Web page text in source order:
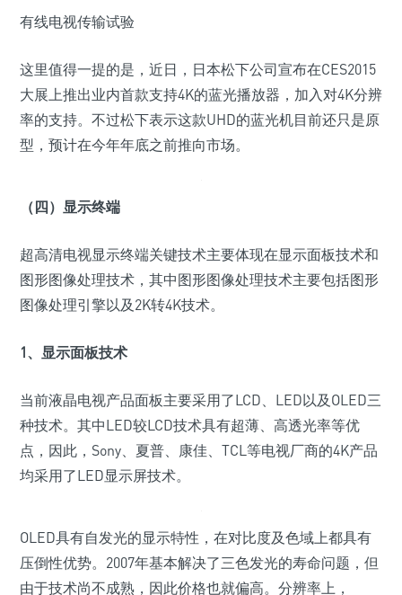
有线电视传输试验
这里值得一提的是，近日，日本松下公司宣布在CES2015
大展上推出业内首款支持4K的蓝光播放器，加入对4K分辨
率的支持。不过松下表示这款UHD的蓝光机目前还只是原
型，预计在今年年底之前推向市场。
（四）显示终端
超高清电视显示终端关键技术主要体现在显示面板技术和
图形图像处理技术，其中图形图像处理技术主要包括图形
图像处理引擎以及2K转4K技术。
1、显示面板技术
当前液晶电视产品面板主要采用了LCD、LED以及OLED三
种技术。其中LED较LCD技术具有超薄、高透光率等优
点，因此，Sony、夏普、康佳、TCL等电视厂商的4K产品
均采用了LED显示屏技术。
OLED具有自发光的显示特性，在对比度及色域上都具有
压倒性优势。2007年基本解决了三色发光的寿命问题，但
由于技术尚不成熟，因此价格也就偏高。分辨率上，